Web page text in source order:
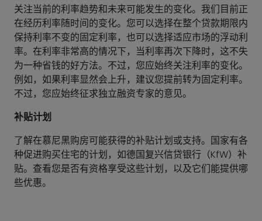
关注当前的利率趋势和未来可能发生的变化。我们目前正
在经历利率随时间的变化。您可以选择在整个贷款期限内
保持利率不变的固定利率，也可以选择适应市场的浮动利
率。在利率非常高的情况下，当利率再次下降时，这不失
为一种省钱的好方法。不过，您应始终关注利率的变化。
例如，如果利率显然会上升，建议您提前转为固定利率。
不过，您应始终征求独立融资专家的意见。
补贴计划
了解在慕尼黑购房可能获得的补贴计划或支持。国家有各
种促进购买住宅的计划，如德国复兴信贷银行（KfW）补
贴。查看您是否有资格享受这些计划，以及它们能提供哪
些优惠。